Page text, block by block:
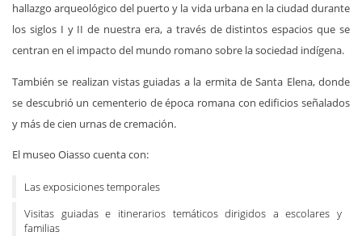
hallazgo arqueológico del puerto y la vida urbana en la ciudad durante
los siglos I y II de nuestra era, a través de distintos espacios que se
centran en el impacto del mundo romano sobre la sociedad indígena.
También se realizan vistas guiadas a la ermita de Santa Elena, donde
se descubrió un cementerio de época romana con edificios señalados
y más de cien urnas de cremación.
El museo Oiasso cuenta con:
Las exposiciones temporales
Visitas guiadas e itinerarios temáticos dirigidos a escolares y
familias